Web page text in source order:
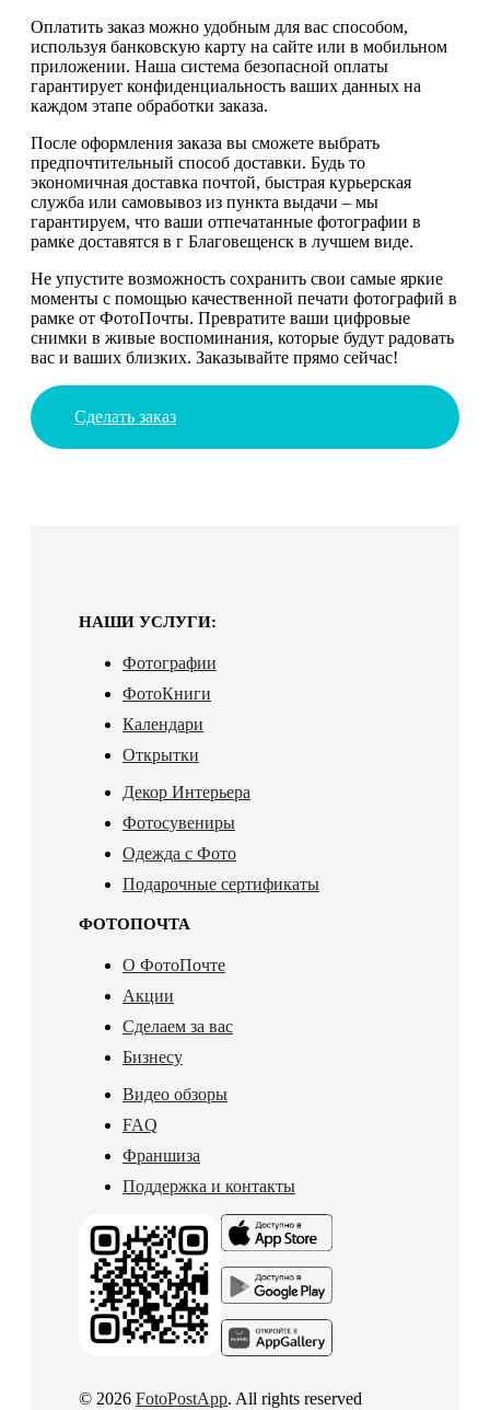
Оплатить заказ можно удобным для вас способом,
используя банковскую карту на сайте или в мобильном
приложении. Наша система безопасной оплаты
гарантирует конфиденциальность ваших данных на
каждом этапе обработки заказа.
После оформления заказа вы сможете выбрать
предпочтительный способ доставки. Будь то
экономичная доставка почтой, быстрая курьерская
служба или самовывоз из пункта выдачи – мы
гарантируем, что ваши отпечатанные фотографии в
рамке доставятся в г Благовещенск в лучшем виде.
Не упустите возможность сохранить свои самые яркие
моменты с помощью качественной печати фотографий в
рамке от ФотоПочты. Превратите ваши цифровые
снимки в живые воспоминания, которые будут радовать
вас и ваших близких. Заказывайте прямо сейчас!
Сделать заказ
НАШИ УСЛУГИ:
Фотографии
ФотоКниги
Календари
Открытки
Декор Интерьера
Фотосувениры
Одежда с Фото
Подарочные сертификаты
ФОТОПОЧТА
О ФотоПочте
Акции
Сделаем за вас
Бизнесу
Видео обзоры
FAQ
Франшиза
Поддержка и контакты
© 2026 FotoPostApp. All rights reserved